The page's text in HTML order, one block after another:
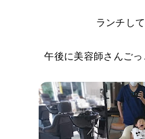
ランチして
午後に美容師さんご